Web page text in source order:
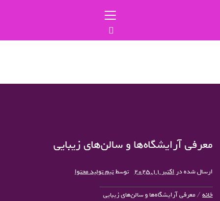
اصلی
معرفی آرایشگاه‌ها و سالن‌های زیبایی
ارسال شده در اکتبر 11, 2025 توسطتیم تولید محتوا
خانه معرفی آرایشگاه‌ها و سالن‌های زیبایی